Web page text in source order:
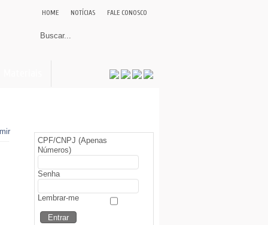
HOME NOTÍCIAS FALE CONOSCO
CPF/CNPJ (Apenas
Números)
Senha
Lembrar-me